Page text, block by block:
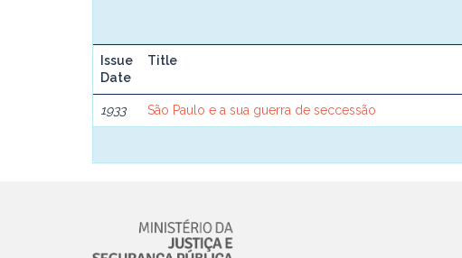
Issue
Date
Title
1933 São Paulo e a sua guerra de seccessão